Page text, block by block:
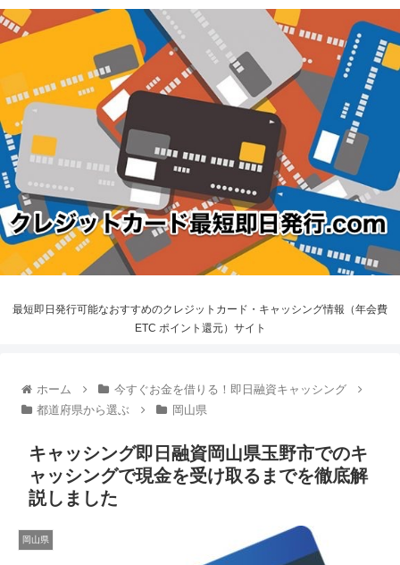
最短即日発行可能なおすすめのクレジットカード・キャッシング情報（年会費
ETC ポイント還元）サイト
ホーム
今すぐお金を借りる！即日融資キャッシング
都道府県から選ぶ
岡山県
キャッシング即日融資岡山県玉野市でのキ
ャッシングで現金を受け取るまでを徹底解
説しました
岡山県